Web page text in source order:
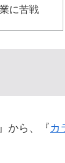
に苦戦
から、『カ